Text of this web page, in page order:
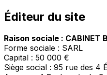
Éditeur du site
Raison sociale : CABINET
Forme sociale : SARL
Capital : 50 000 €
Siège social : 95 rue des 4